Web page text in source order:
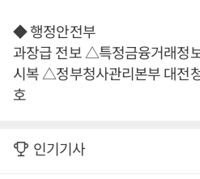
◆ 행정안전부
과장급 전보 △특정금융거래정
시복 △정부청사관리본부 대전
호
인기기사